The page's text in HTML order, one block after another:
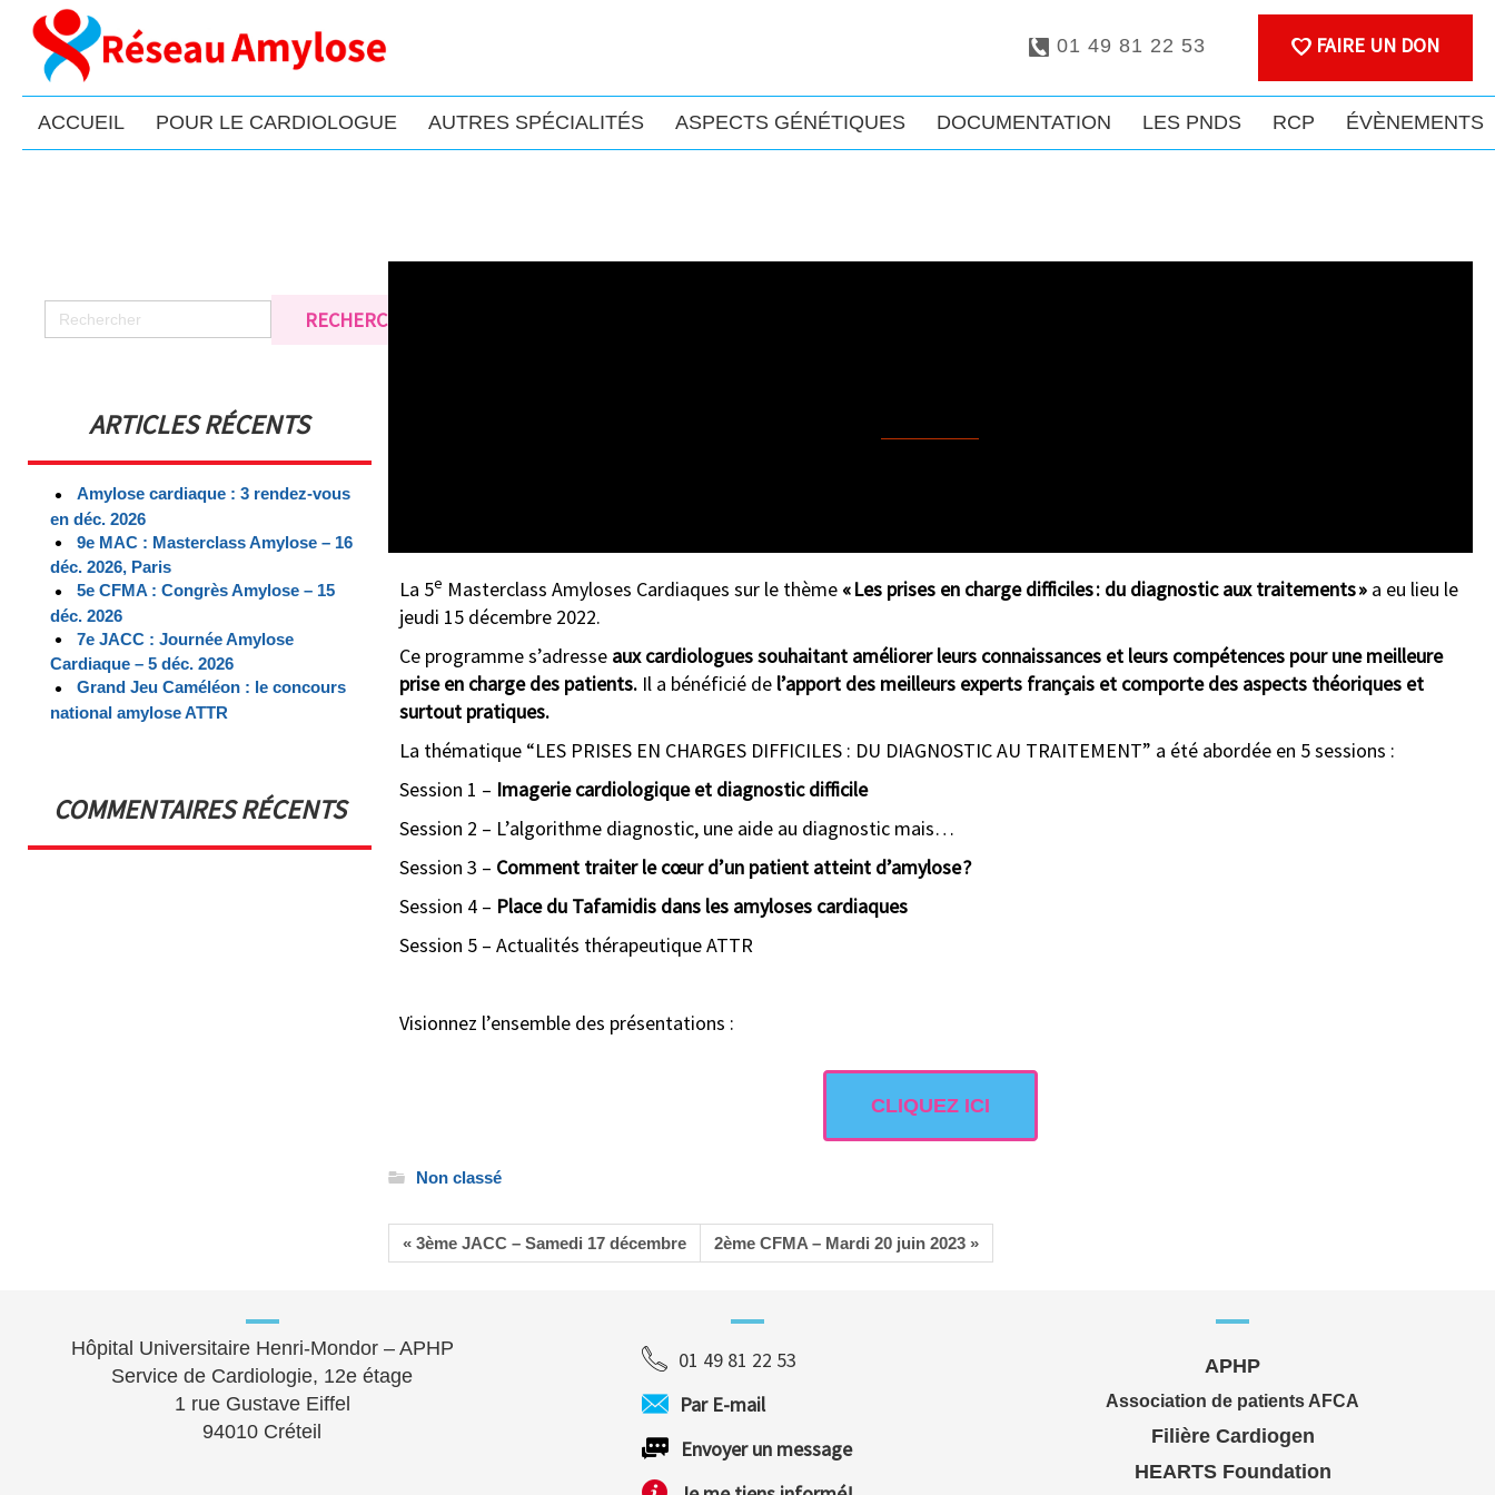
FAIRE UN DON
01 49 81 22 53
ACCUEIL POUR LE CARDIOLOGUE AUTRES SPÉCIALITÉS ASPECTS GÉNÉTIQUES DOCUMENTATION LES PNDS RCP ÉVÈNEMENTS
ARTICLES RÉCENTS
Amylose cardiaque : 3 rendez-vous
en déc. 2026
9e MAC : Masterclass Amylose – 16
déc. 2026, Paris
5e CFMA : Congrès Amylose – 15
déc. 2026
7e JACC : Journée Amylose
Cardiaque – 5 déc. 2026
Grand Jeu Caméléon : le concours
national amylose ATTR
COMMENTAIRES RÉCENTS
La 5e Masterclass Amyloses Cardiaques sur le thème «Les prises en charge difficiles : du diagnostic aux traitements» a eu lieu le
jeudi 15 décembre 2022.
Ce programme s’adresse aux cardiologues souhaitant améliorer leurs connaissances et leurs compétences pour une meilleure
prise en charge des patients.Il a bénéficié de l’apport des meilleurs experts français et comporte des aspects théoriques et
surtout pratiques.
La thématique “LES PRISES EN CHARGES DIFFICILES : DU DIAGNOSTIC AU TRAITEMENT” a été abordée en 5 sessions :
Session 1 – Imagerie cardiologique et diagnostic difficile
Session 2 – L’algorithme diagnostic, une aide au diagnostic mais…
Session 3 – Comment traiter le cœur d’un patient atteint d’amylose ?
Session 4 – Place du Tafamidis dans les amyloses cardiaques
Session 5 – Actualités thérapeutiqueATTR
Visionnez l’ensemble des présentations :
CLIQUEZ ICI
Non classé
« 3ème JACC – Samedi 17 décembre 2ème CFMA – Mardi 20 juin 2023 »
Hôpital Universitaire Henri-Mondor – APHP
Service de Cardiologie, 12e étage
1 rue Gustave Eiffel
94010 Créteil
01 49 81 22 53
Par E-mail
Envoyer un message
APHP
Association de patients AFCA
Filière Cardiogen
HEARTS Foundation